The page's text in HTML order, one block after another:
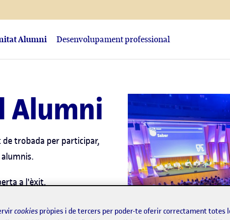
Alumni Desenvolupament professional
Alumni
de trobada per participar,
a l'èxit.
cookies pròpies i de tercers per poder-te oferir correctament totes